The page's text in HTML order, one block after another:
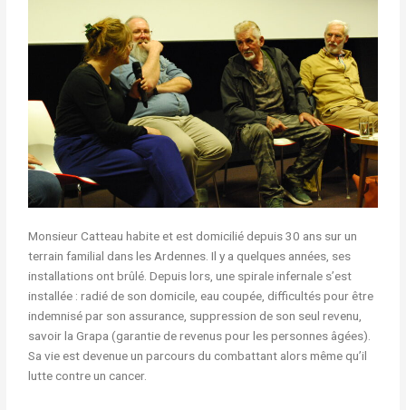
Monsieur Catteau habite et est domicilié depuis 30 ans sur un
terrain familial dans les Ardennes. Il y a quelques années, ses
installations ont brûlé. Depuis lors, une spirale infernale s’est
installée : radié de son domicile, eau coupée, difficultés pour être
indemnisé par son assurance, suppression de son seul revenu,
savoir la Grapa (garantie de revenus pour les personnes âgées).
Sa vie est devenue un parcours du combattant alors même qu’il
lutte contre un cancer.